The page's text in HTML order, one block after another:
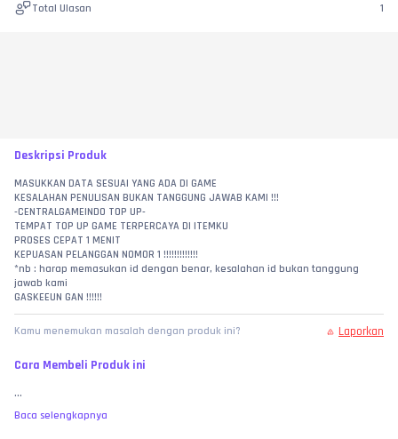
Total Ulasan 1
Deskripsi Produk
MASUKKAN DATA SESUAI YANG ADA DI GAME
KESALAHAN PENULISAN BUKAN TANGGUNG JAWAB KAMI !!!
-CENTRALGAMEINDO TOP UP-
TEMPAT TOP UP GAME TERPERCAYA DI ITEMKU
PROSES CEPAT 1 MENIT
KEPUASAN PELANGGAN NOMOR 1 !!!!!!!!!!!!!
*nb : harap memasukan id dengan benar, kesalahan id bukan tanggung
jawab kami
GASKEEUN GAN !!!!!!
Kamu menemukan masalah dengan produk ini? Laporkan
Cara Membeli Produk ini
...
Baca selengkapnya